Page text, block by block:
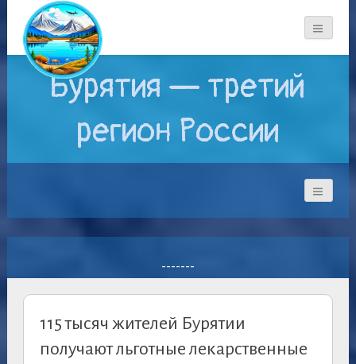
Бурятия — третий
регион России
-------
115 тысяч жителей Бурятии
получают льготные лекарственные